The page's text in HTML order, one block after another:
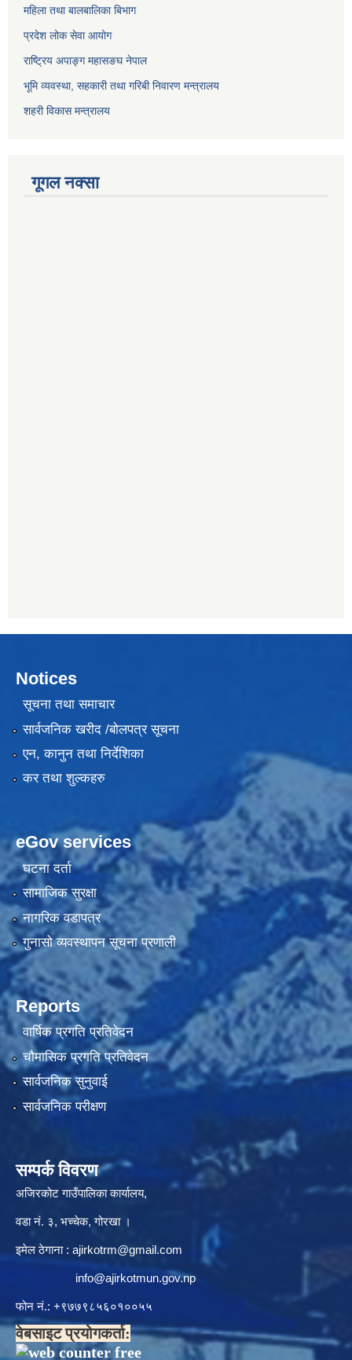
महिला तथा बालबालिका बिभाग
प्रदेश लोक सेवा आयोग
राष्ट्रिय अपाङ्ग महासङघ नेपाल
भूमि व्यवस्था, सहकारी तथा गरिबी निवारण मन्त्रालय
शहरी विकास मन्त्रालय
गूगल नक्सा
Notices
सूचना तथा समाचार
सार्वजनिक खरीद /बोलपत्र सूचना
एन, कानुन तथा निर्देशिका
कर तथा शुल्कहरु
eGov services
घटना दर्ता
सामाजिक सुरक्षा
नागरिक वडापत्र
गुनासो व्यवस्थापन सूचना प्रणाली
Reports
वार्षिक प्रगति प्रतिवेदन
चौमासिक प्रगति प्रतिवेदन
सार्वजनिक सुनुवाई
सार्वजनिक परीक्षण
सम्पर्क विवरण
अजिरकोट गाउँपालिका कार्यालय,
वडा नं. ३, भच्चेक, गोरखा ।
इमेल ठेगाना : ajirkotrm@gmail.com
info@ajirkotmun.gov.np
फोन नं.: ‍‌+९७७९८५६०१००५५
वेबसाइट प्रयोगकर्ता: